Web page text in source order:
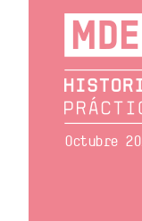
Octubre